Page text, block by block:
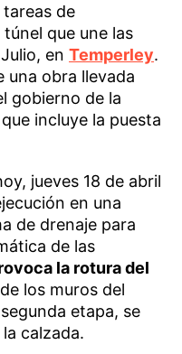
de
que une las
en Temperley.
una obra llevada
gobierno de la
incluye la puesta
jueves 18 de abril
en una
de drenaje para
de las
la rotura del
los muros del
etapa, se
calzada.